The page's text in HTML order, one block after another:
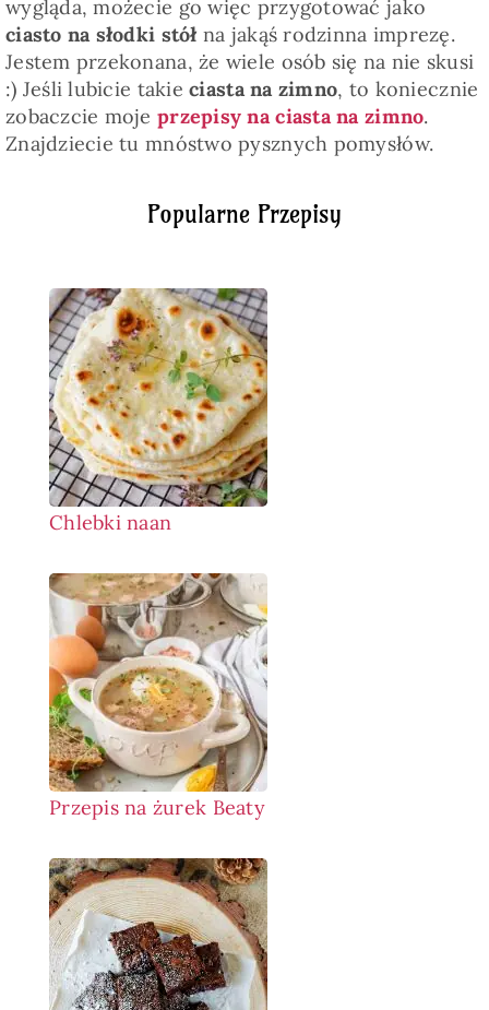
Popularne Przepisy
Chlebki naan
Przepis na żurek Beaty
wygląda, możecie go więc przygotować jako
ciasto na słodki stół na jakąś rodzinna imprezę.
Jestem przekonana, że wiele osób się na nie skusi
:) Jeśli lubicie takieciasta na zimno, to koniecznie
zobaczcie moje przepisy na ciasta na zimno.
Znajdziecie tu mnóstwo pysznych pomysłów.